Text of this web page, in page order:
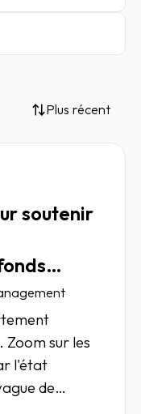
Plus récent
soutenir
Zoom sur les
l'état
de